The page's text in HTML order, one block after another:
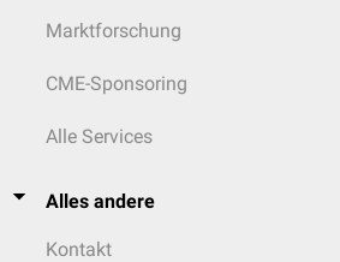
Marktforschung
CME-Sponsoring
Alle Services
Alles andere
Kontakt